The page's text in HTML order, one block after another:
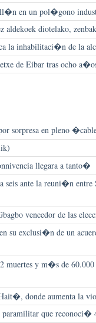
en un pol�gono
aldekoek diotelako,
la inhabilitaci�n de la
de Eibar tras ocho
sorpresa en pleno
llegara a tanto�
seis ante la reuni�n
vencedor de las
su exclusi�n de un
muertes y m�s de
donde aumenta la
que reconoci�